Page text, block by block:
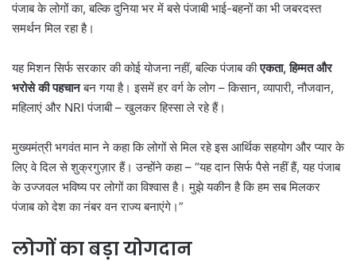
पंजाब के लोगों का, बल्कि दुनिया भर में बसे पंजाबी भाई-बहनों का भी जबरदस्त
समर्थन मिल रहा है।
यह मिशन सिर्फ सरकार की कोई योजना नहीं, बल्कि पंजाब कीएकता, हिम्मत और
भरोसे की पहचानबन गया है। इसमें हर वर्ग के लोग – किसान, व्यापारी, नौजवान,
महिलाएं और NRI पंजाबी – खुलकर हिस्सा ले रहे हैं।
मुख्यमंत्री भगवंत मान ने कहा कि लोगों से मिल रहे इस आर्थिक सहयोग और प्यार के
लिए वे दिल से शुक्रगुज़ार हैं। उन्होंने कहा – “यह दान सिर्फ पैसे नहीं हैं, यह पंजाब
के उज्जवल भविष्य पर लोगों का विश्वास है। मुझे यकीन है कि हम सब मिलकर
पंजाब को देश का नंबर वन राज्य बनाएंगे।”
लोगों का बड़ा योगदान